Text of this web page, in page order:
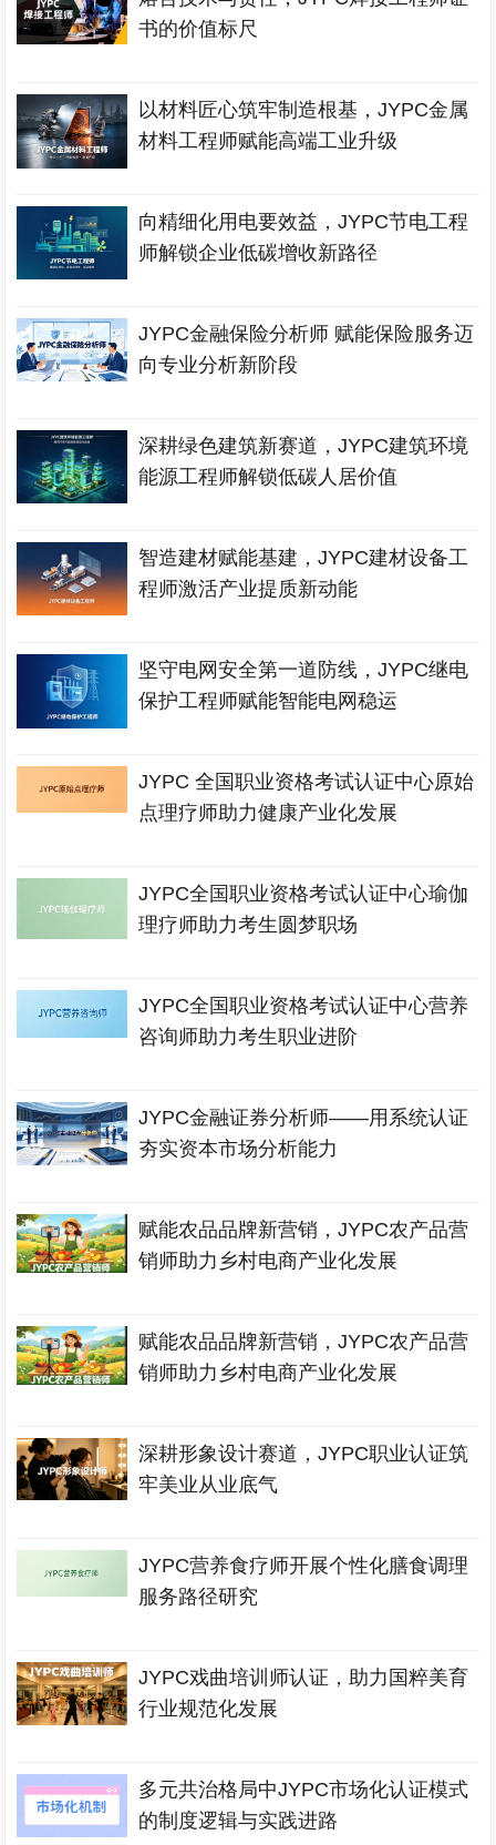
书的价值标尺
以材料匠心筑牢制造根基，JYPC金属
材料工程师赋能高端工业升级
向精细化用电要效益，JYPC节电工程
师解锁企业低碳增收新路径
JYPC金融保险分析师 赋能保险服务迈
向专业分析新阶段
深耕绿色建筑新赛道，JYPC建筑环境
能源工程师解锁低碳人居价值
智造建材赋能基建，JYPC建材设备工
程师激活产业提质新动能
坚守电网安全第一道防线，JYPC继电
保护工程师赋能智能电网稳运
JYPC 全国职业资格考试认证中心原始
点理疗师助力健康产业化发展
JYPC全国职业资格考试认证中心瑜伽
理疗师助力考生圆梦职场
JYPC全国职业资格考试认证中心营养
咨询师助力考生职业进阶
JYPC金融证券分析师——用系统认证
夯实资本市场分析能力
赋能农品品牌新营销，JYPC农产品营
销师助力乡村电商产业化发展
赋能农品品牌新营销，JYPC农产品营
销师助力乡村电商产业化发展
深耕形象设计赛道，JYPC职业认证筑
牢美业从业底气
JYPC营养食疗师开展个性化膳食调理
服务路径研究
JYPC戏曲培训师认证，助力国粹美育
行业规范化发展
多元共治格局中JYPC市场化认证模式
的制度逻辑与实践进路